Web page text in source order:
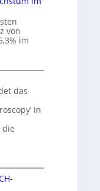
von
im
das
in
die